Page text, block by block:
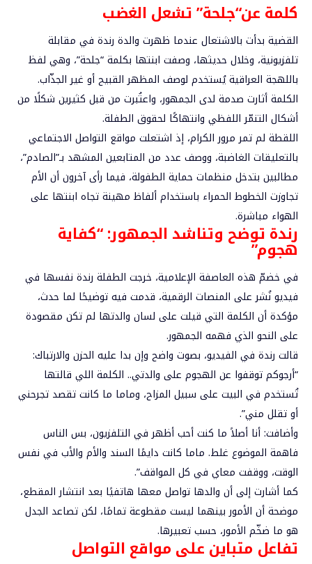
كلمة عن“جلحة” تشعل الغضب
القضية بدأت بالاشتعال عندما ظهرت والدة رندة في مقابلة
تلفزيونية، وخلال حديثها، وصفت ابنتها بكلمة “جلحة”، وهي لفظ
باللهجة العراقية يُستخدم لوصف المظهر القبيح أو غير الجذّاب.
الكلمة أثارت صدمة لدى الجمهور، واعتُبرت من قبل كثيرين شكلًا من
أشكال التنمّر اللفظي وانتهاكًا لحقوق الطفلة.
اللقطة لم تمر مرور الكرام، إذ اشتعلت مواقع التواصل الاجتماعي
بالتعليقات الغاضبة، ووصف عدد من المتابعين المشهد بـ”الصادم”،
مطالبين بتدخل منظمات حماية الطفولة، فيما رأى آخرون أن الأم
تجاوزت الخطوط الحمراء باستخدام ألفاظ مهينة تجاه ابنتها على
الهواء مباشرة.
رندة توضح وتناشد الجمهور: “كفاية
هجوم”
في خضمّ هذه العاصفة الإعلامية، خرجت الطفلة رندة نفسها في
فيديو نُشر على المنصات الرقمية، قدمت فيه توضيحًا لما حدث،
مؤكدة أن الكلمة التي قيلت على لسان والدتها لم تكن مقصودة
على النحو الذي فهمه الجمهور.
قالت رندة في الفيديو، بصوت واضح وإن بدا عليه الحزن والارتباك:
“أرجوكم توقفوا عن الهجوم على والدتي.. الكلمة اللي قالتها
تُستخدم في البيت على سبيل المزاح، وماما ما كانت تقصد تجرحني
أو تقلل مني”.
وأضافت: أنا أصلاً ما كنت أحب أظهر في التلفزيون، بس الناس
فاهمة الموضوع غلط. ماما كانت دايمًا السند والأم والأب في نفس
الوقت، ووقفت معاي في كل المواقف”.
كما أشارت إلى أن والدها تواصل معها هاتفيًا بعد انتشار المقطع،
موضحة أن الأمور بينهما ليست مقطوعة تمامًا، لكن تصاعد الجدل
هو ما ضخّم الأمور، حسب تعبيرها.
تفاعل متباين على مواقع التواصل